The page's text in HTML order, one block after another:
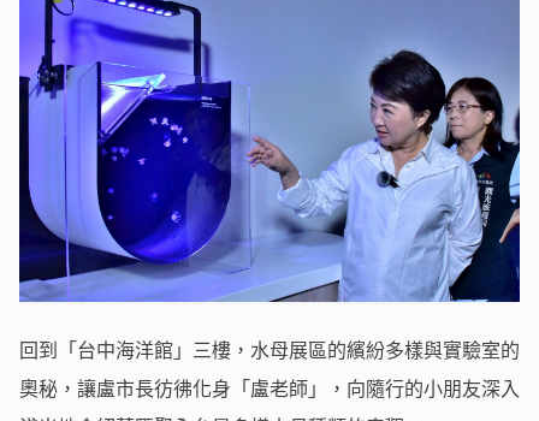
回到「台中海洋館」三樓，水母展區的繽紛多樣與實驗室的
奧秘，讓盧市長彷彿化身「盧老師」，向隨行的小朋友深入